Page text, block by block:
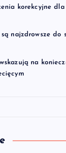
korekcyjne
najzdrowsze do
na